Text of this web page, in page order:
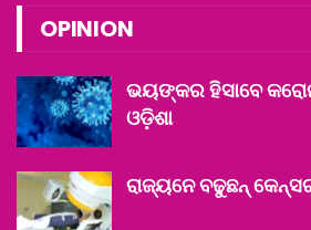
OPINION
ଭୟଙ୍କର ହିସାବେ
ଓଡ଼ିଶା
ରାଜ୍ୟନେ ବଢୁଛନ୍